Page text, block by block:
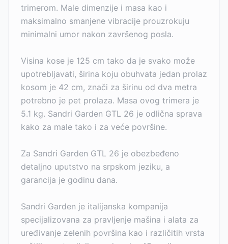
trimerom. Male dimenzije i masa kao i
maksimalno smanjene vibracije prouzrokuju
minimalni umor nakon završenog posla.
Visina kose je 125 cm tako da je svako može
upotrebljavati, širina koju obuhvata jedan prolaz
kosom je 42 cm, znači za širinu od dva metra
potrebno je pet prolaza. Masa ovog trimera je
5.1 kg. Sandri Garden GTL 26 je odlična sprava
kako za male tako i za veće površine.
Za Sandri Garden GTL 26 je obezbeđeno
detaljno uputstvo na srpskom jeziku, a
garancija je godinu dana.
Sandri Garden je italijanska kompanija
specijalizovana za pravljenje mašina i alata za
uređivanje zelenih površina kao i različitih vrsta